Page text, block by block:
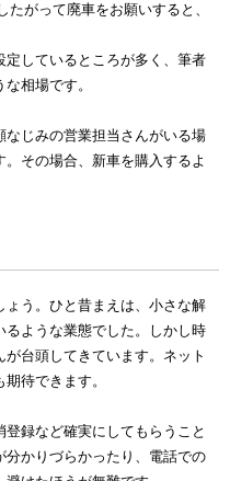
たがって廃車をお願いすると、
しているところが多く、筆者
相場です。
じみの営業担当さんがいる場
その場合、新車を購入するよ
う。ひと昔まえは、小さな解
ような業態でした。しかし時
台頭してきています。ネット
待できます。
録など確実にしてもらうこと
かりづらかったり、電話での